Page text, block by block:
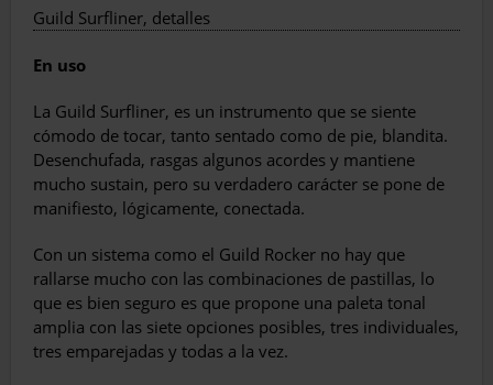
Guild Surfliner, detalles
En uso
La Guild Surfliner, es un instrumento que se siente
cómodo de tocar, tanto sentado como de pie, blandita.
Desenchufada, rasgas algunos acordes y mantiene
mucho sustain, pero su verdadero carácter se pone de
manifiesto, lógicamente, conectada.
Con un sistema como el Guild Rocker no hay que
rallarse mucho con las combinaciones de pastillas, lo
que es bien seguro es que propone una paleta tonal
amplia con las siete opciones posibles, tres individuales,
tres emparejadas y todas a la vez.